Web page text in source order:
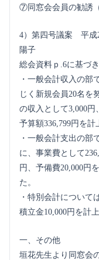
⑦同窓会会員の勧誘
4）第四号議案 平
陽子
総会資料ｐ.6に基づ
・一般会計収入の部
じく新規会員20名を
の収入として3,000円
予算額336,799円を計
・一般会計支出の部
に、事業費として
円、予備費20,000円
た。
・特別会計について
積立金10,000円を計
一、その他
垣花先生より同窓会